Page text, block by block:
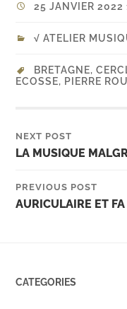
25 JANVIER 2022
√ ATELIER
BRETAGNE,
ECOSSE, PIERRE
NEXT POST
LA MUSIQUE
PREVIOUS POST
AURICULAIRE ET
CATEGORIES